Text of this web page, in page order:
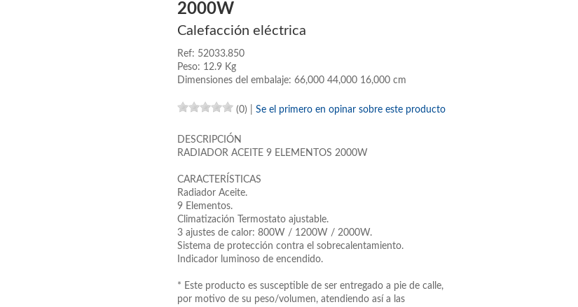
2000W
Calefacción eléctrica
Ref: 52033.850
Peso: 12.9 Kg
Dimensiones del embalaje: 66,000 44,000 16,000 cm
(0) Se el primero en opinar sobre este producto
DESCRIPCIÓN
RADIADOR ACEITE 9 ELEMENTOS 2000W
CARACTERÍSTICAS
Radiador Aceite.
9 Elementos.
Climatización Termostato ajustable.
3 ajustes de calor: 800W / 1200W / 2000W.
Sistema de protección contra el sobrecalentamiento.
Indicador luminoso de encendido.
* Este producto es susceptible de ser entregado a pie de calle,
por motivo de su peso/volumen, atendiendo así a las